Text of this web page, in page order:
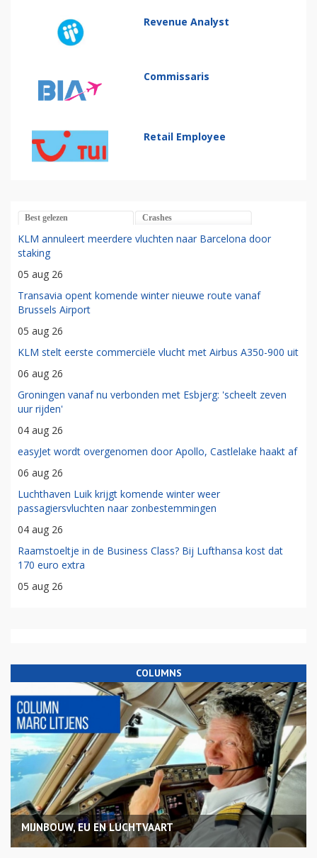
Revenue Analyst
Commissaris
Retail Employee
Best gelezen Crashes
KLM annuleert meerdere vluchten naar Barcelona door
staking
05 aug 26
Transavia opent komende winter nieuwe route vanaf
Brussels Airport
05 aug 26
KLM stelt eerste commerciële vlucht met Airbus A350-900 uit
06 aug 26
Groningen vanaf nu verbonden met Esbjerg: 'scheelt zeven
uur rijden'
04 aug 26
easyJet wordt overgenomen door Apollo, Castlelake haakt af
06 aug 26
Luchthaven Luik krijgt komende winter weer
passagiersvluchten naar zonbestemmingen
04 aug 26
Raamstoeltje in de Business Class? Bij Lufthansa kost dat
170 euro extra
05 aug 26
COLUMNS
MIJNBOUW, EU EN LUCHTVAART